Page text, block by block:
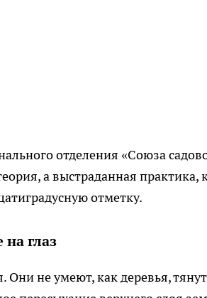
отделения «Союза
а выстраданная практика,
отметку.
глаз
Они не умеют, как деревья,